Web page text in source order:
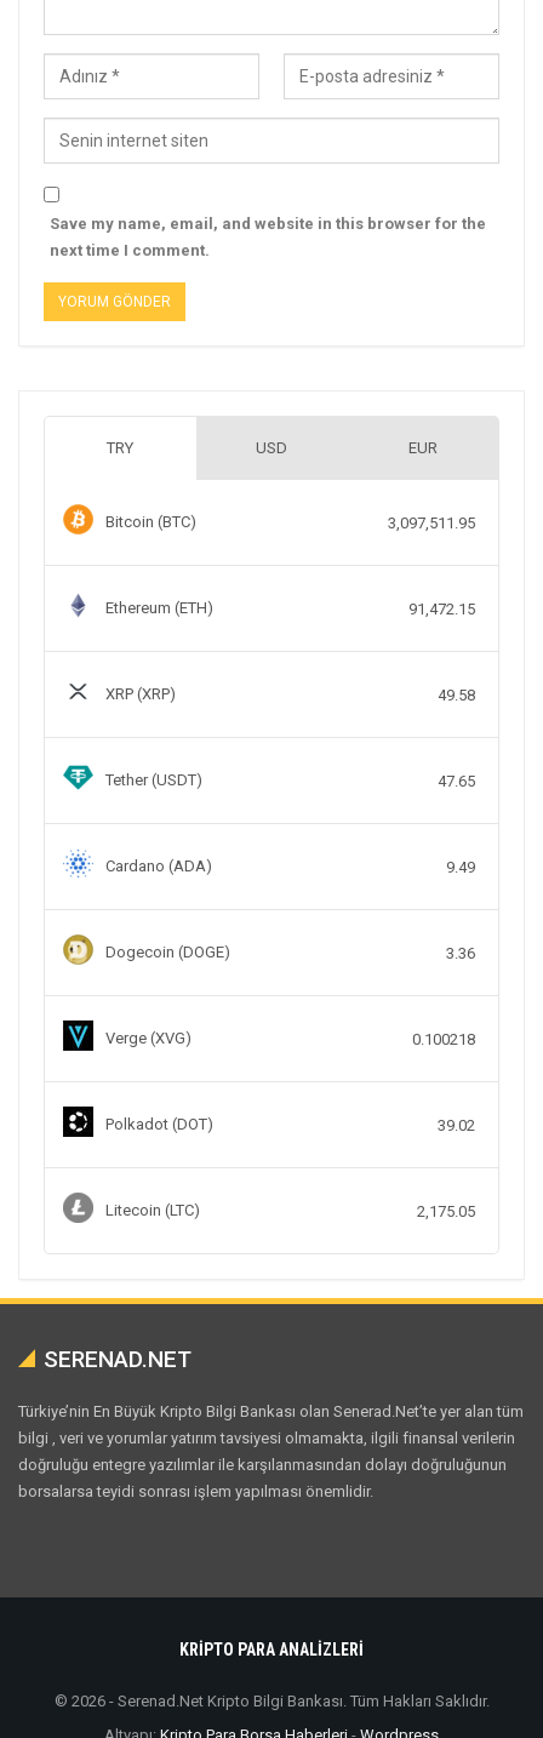
Save my name, email, and website in this browser for the
next time I comment.
TRY USD EUR
Bitcoin (BTC) 3,097,511.95
Ethereum (ETH) 91,472.15
XRP (XRP) 49.58
Tether (USDT) 47.65
Cardano (ADA) 9.49
Dogecoin (DOGE) 3.36
Verge (XVG) 0.100218
Polkadot (DOT) 39.02
Litecoin (LTC) 2,175.05
SERENAD.NET
Türkiye’nin En Büyük Kripto Bilgi Bankası olan Senerad.Net’te yer alan tüm
bilgi , veri ve yorumlar yatırım tavsiyesi olmamakta, ilgili finansal verilerin
doğruluğu entegre yazılımlar ile karşılanmasından dolayı doğruluğunun
borsalarsa teyidi sonrası işlem yapılması önemlidir.
KRİPTO PARA ANALİZLERİ
© 2026 - Serenad.Net Kripto Bilgi Bankası. Tüm Hakları Saklıdır.